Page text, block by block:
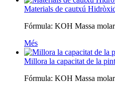
Materials de cautxú
Fórmula: KOH Massa
Més
Millora la capacitat de la
Fórmula: KOH Massa